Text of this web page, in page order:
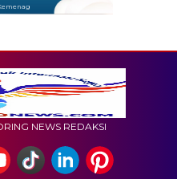
NEWS REDAKSI